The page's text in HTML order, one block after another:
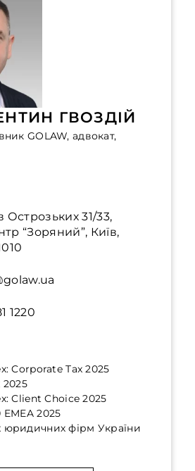
ГВОЗДІЙ
GOLAW, адвокат,
Острозьких 31/33,
“Зоряний”, Київ,
1220
Corporate Tax 2025
2025
Client Choice 2025
2025
юридичних фірм України